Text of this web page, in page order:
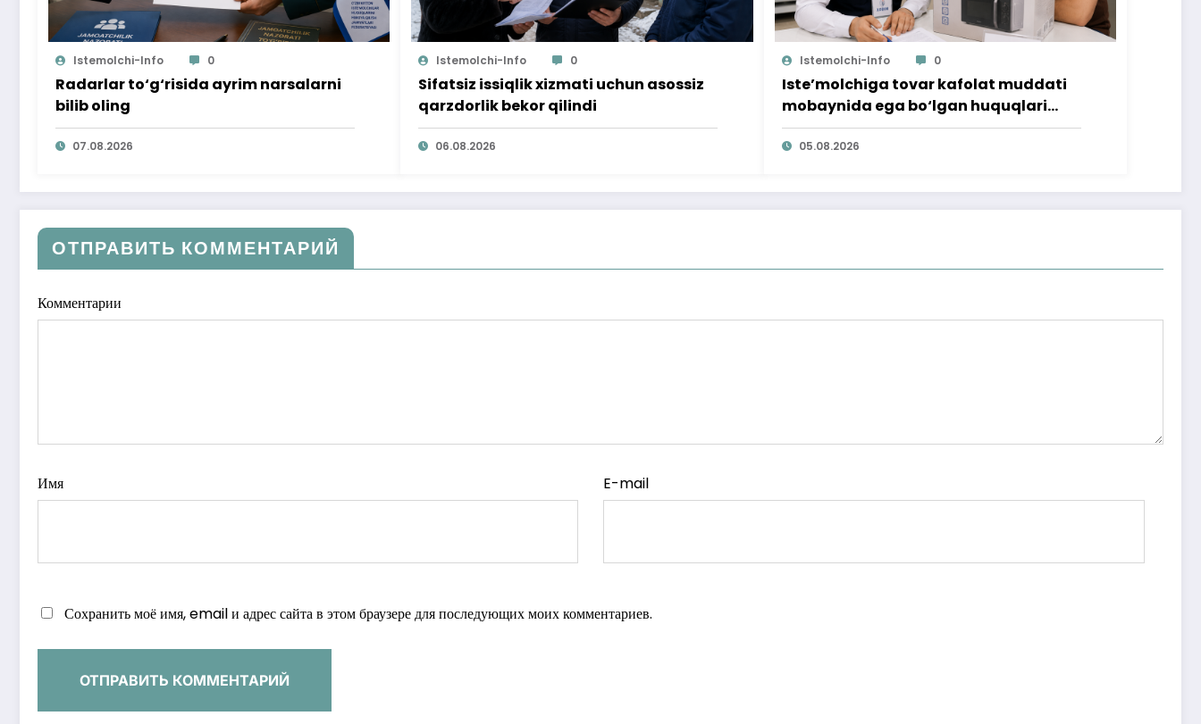
Istemolchi-Info 0
Radarlar to‘g‘risida ayrim narsalarni
bilib oling
07.08.2026
Istemolchi-Info 0
Sifatsiz issiqlik xizmati uchun asossiz
qarzdorlik bekor qilindi
06.08.2026
Istemolchi-Info 0
Iste’molchiga tovar kafolat muddati
mobaynida ega bo‘lgan huquqlari
ta’minlab berildi
05.08.2026
ОТПРАВИТЬ КОММЕНТАРИЙ
Комментарии
Имя E-mail
Сохранить моё имя, email и адрес сайта в этом браузере для последующих моих комментариев.